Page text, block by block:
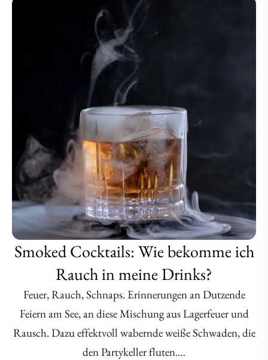
Smoked Cocktails: Wie bekomme ich
Rauch in meine Drinks?
Feuer, Rauch, Schnaps. Erinnerungen an Dutzende
Feiern am See, an diese Mischung aus Lagerfeuer und
Rausch. Dazu effektvoll wabernde weiße Schwaden, die
den Partykeller fluten.…